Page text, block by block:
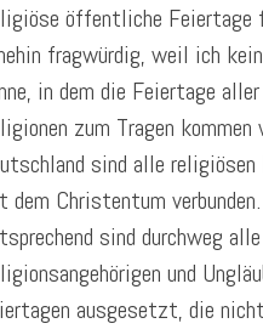
öffentliche Feiertage
fragwürdig, weil ich
in dem die Feiertage aller
zum Tragen kommen
sind alle religiösen
dem Christentum verbunden.
sind durchweg alle
und
ausgesetzt, die